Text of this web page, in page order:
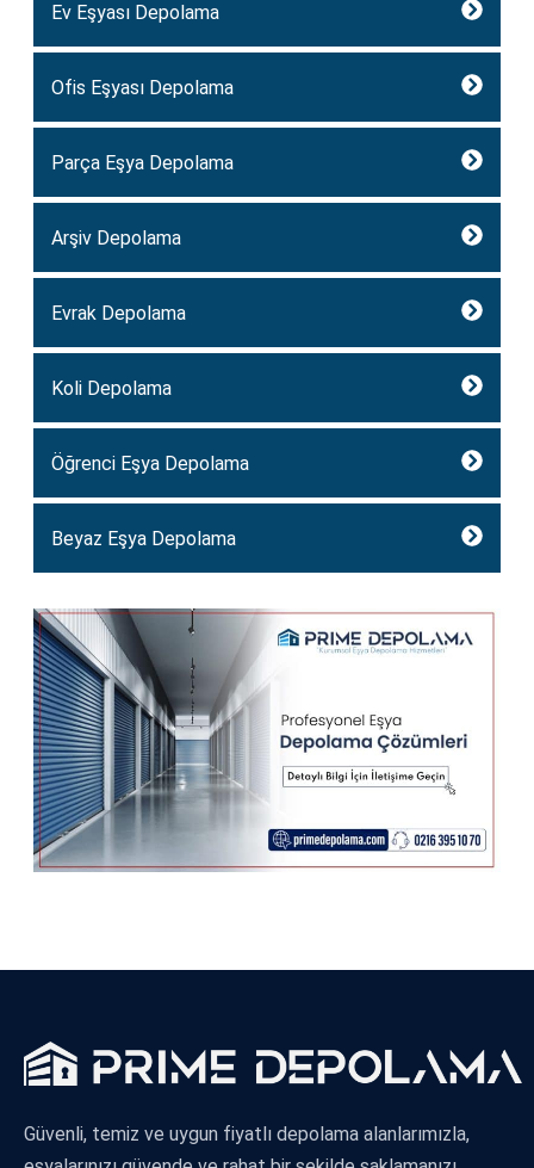
Ev Eşyası Depolama
Ofis Eşyası Depolama
Parça Eşya Depolama
Arşiv Depolama
Evrak Depolama
Koli Depolama
Öğrenci Eşya Depolama
Beyaz Eşya Depolama
Güvenli, temiz ve uygun fiyatlı depolama alanlarımızla,